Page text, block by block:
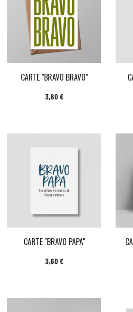
CARTE "BRAVO BRAVO"
Prix
3,60 €
CARTE "BRAVO PAPA"
Prix
3,60 €